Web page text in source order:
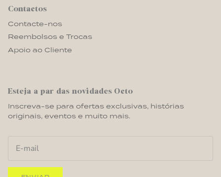
Contactos
Contacte-nos
Reembolsos e Trocas
Apoio ao Cliente
Esteja a par das novidades Octo
Inscreva-se para ofertas exclusivas, histórias
originais, eventos e muito mais.